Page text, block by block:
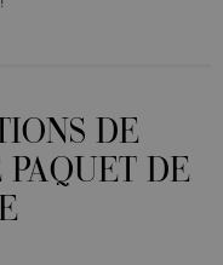
DE
PAQUET DE